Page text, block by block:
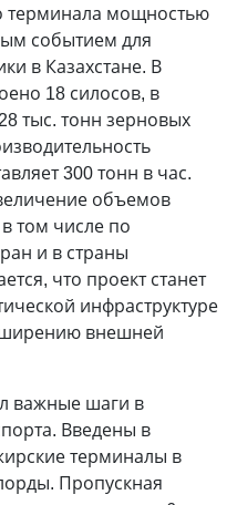
терминала мощностью
событием для
в Казахстане. В
18 силосов, в
тыс. тонн зерновых
300 тонн в час.
объемов
том числе по
и в страны
что проект станет
инфраструктуре
внешней
важные шаги в
Введены в
терминалы в
Пропускная